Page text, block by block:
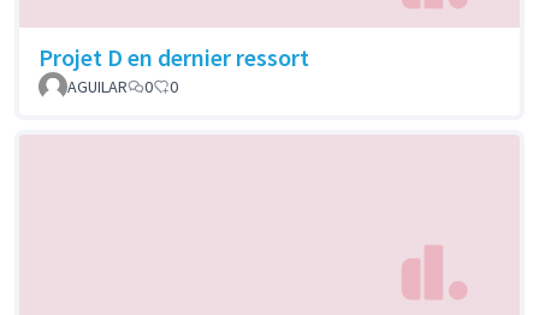
Projet D en dernier ressort
AGUILAR 0 0